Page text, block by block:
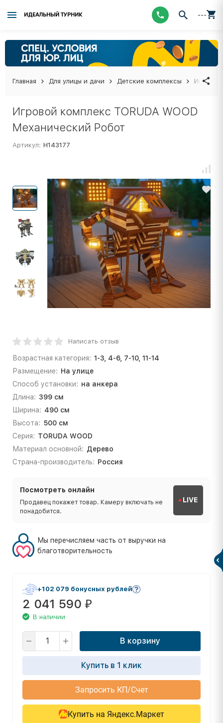
ИДЕАЛЬНЫЙ ТУРНИК ---
Главная Для улицы и дачи Детские комплексы Игровой
Игровой комплекс TORUDA WOOD
Механический Робот
Артикул: Н143177
Написать отзыв
Возрастная категория: 1-3, 4-6, 7-10, 11-14
Размещение: На улице
Способ установки: на анкера
Длина: 399 см
Ширина: 490 см
Высота: 500 см
Серия: TORUDA WOOD
Материал основной: Дерево
Страна-производитель: Россия
Посмотреть онлайн
Продавец покажет товар. Камеру включать не
понадобится.
LIVE
Мы перечисляем часть от выручки на
благотворительность
+102 079 бонусных рублей
2 041 590 ₽
В наличии
В корзину
Купить в 1 клик
Запросить КП/Счет
Купить на Яндекс.Маркет